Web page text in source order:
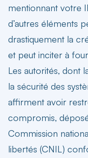
mentionnant votre
d’autres éléments
drastiquement la
et peut inciter à
Les autorités, dont
la sécurité des
affirment avoir
compromis,
Commission
libertés (CNIL)